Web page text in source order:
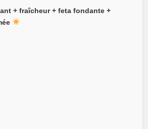
+ fraîcheur + feta fondante +